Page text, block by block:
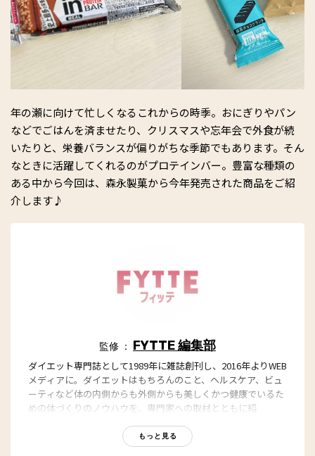
年の瀬に向けて忙しくなるこれからの時季。おにぎりやパン
などでごはんを済ませたり、クリスマスや忘年会で外食が続
いたりと、栄養バランスが偏りがちな季節でもあります。そん
なときに活躍してくれるのがプロテインバー。豊富な種類の
ある中から今回は、森永製菓から今年発売された商品をご紹
介します♪
監修 ： FYTTE 編集部
ダイエット専門誌として1989年に雑誌創刊し、2016年よりWEB
メディアに。ダイエットはもちろんのこと、ヘルスケア、ビュ
ーティなど体の内側からも外側からも美しくかつ健康でいるた
めの体づくりのノウハウを、専門家への取材とともに紹
もに、編集部員も自らさまざまなヘルシーネタを日々お試し
もっと見る